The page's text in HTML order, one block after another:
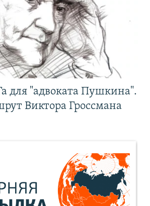
для "адвоката Пушкина".
Виктора Гроссмана